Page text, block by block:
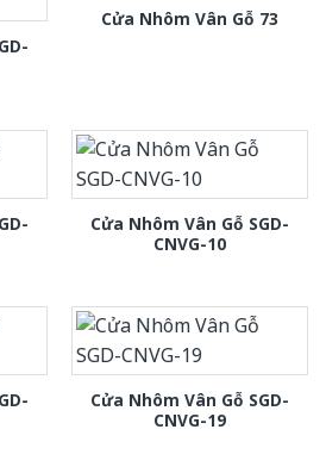
Cửa Nhôm Vân Gỗ 73
Cửa Nhôm Vân Gỗ SGD-
CNVG-10
Cửa Nhôm Vân Gỗ SGD-
CNVG-19